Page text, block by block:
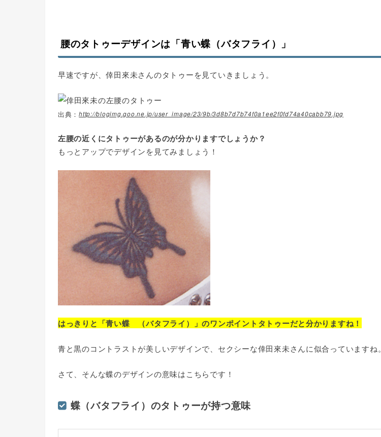
腰のタトゥーデザインは「青い蝶（バタフライ）」
早速ですが、倖田來未さんのタトゥーを見ていきましょう。
http://blogimg.goo.ne.jp/user_image/23/9b/3d8b7d7b74f0a1ee2f0fd74a40cabb79.jpg
左腰の近くにタトゥーがあるのが分かりますでしょうか？
もっとアップでデザインを見てみましょう！
はっきりと「青い蝶 （バタフライ）」のワンポイントタトゥーだと分かりますね！
青と黒のコントラストが美しいデザインで、セクシーな倖田來未さんに似合っていますね。
さて、そんな蝶のデザインの意味はこちらです！
蝶（バタフライ）のタトゥーが持つ意味